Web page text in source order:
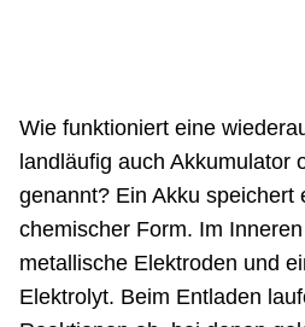
Wie funktioniert eine
landläufig auch Akkumulator
genannt? Ein Akku speichert
chemischer Form. Im
metallische Elektroden und
Elektrolyt. Beim Entladen